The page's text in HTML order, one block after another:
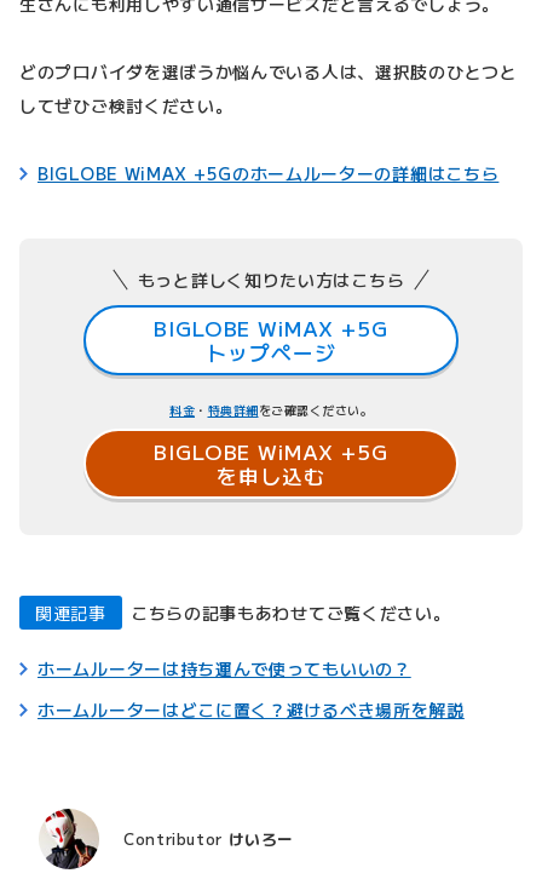
どのプロバイダを選ぼうか悩んでいる人は、選択肢のひとつと
してぜひご検討ください。
BIGLOBE WiMAX +5Gのホームルーターの詳細はこちら
もっと詳しく知りたい方はこちら
BIGLOBE WiMAX +5G
トップページ
料金 ・ 特典詳細をご確認ください。
BIGLOBE WiMAX +5G
を申し込む
関連記事 こちらの記事もあわせてご覧ください。
ホームルーターは持ち運んで使ってもいいの？
ホームルーターはどこに置く？避けるべき場所を解説
Contributor けいろー